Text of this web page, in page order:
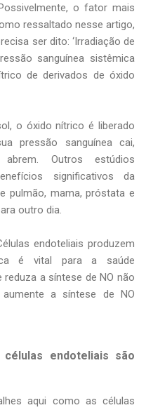
o fator mais
ressaltado nesse artigo,
ser dito: ‘Irradiação de
sanguínea sistêmica
de derivados de óxido
o óxido nítrico é liberado
pressão sanguínea cai,
Outros estúdios
significativos da
pulmão, mama, próstata e
outro dia.
endoteliais produzem
é vital para a saúde
a síntese de NO não
a síntese de NO
endoteliais são
aqui como as células